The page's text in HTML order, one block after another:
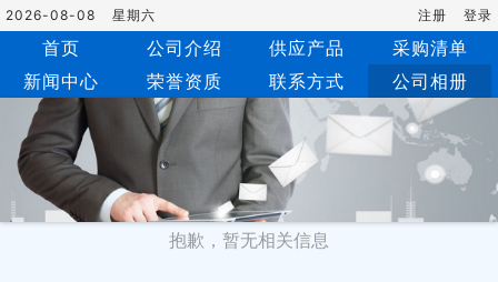
2026-08-08 星期六 注册 登录
首页 公司介绍 供应产品
采购清单
新闻中心
荣誉资质 联系方式 公司相册
抱歉，暂无相关信息